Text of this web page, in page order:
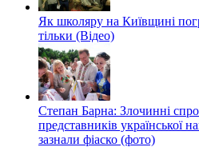
Як школяру на Київщині
тільки (Відео)
Степан Барна: Злочинні
представників української
зазнали фіаско (фото)